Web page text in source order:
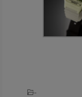
-